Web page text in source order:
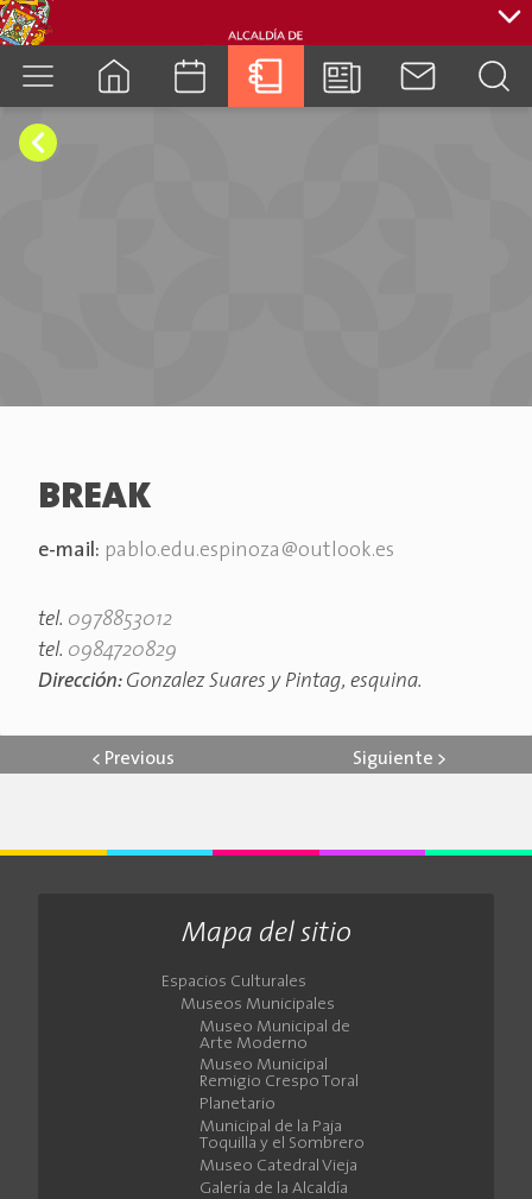
BREAK
e-mail: pablo.edu.espinoza@outlook.es
tel. 0978853012
tel. 0984720829
Dirección: Gonzalez Suares y Pintag, esquina.
< Previous Siguiente >
Mapa del sitio
Espacios Culturales
Museos Municipales
Museo Municipal de
Arte Moderno
Museo Municipal
Remigio Crespo Toral
Planetario
Municipal de la Paja
Toquilla y el Sombrero
Museo Catedral Vieja
Galería de la Alcaldía